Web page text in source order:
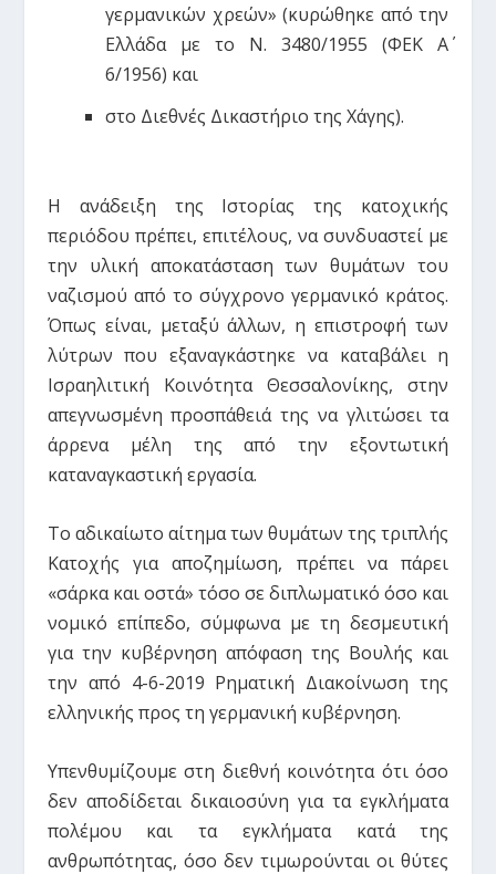
γερμανικών χρεών» (κυρώθηκε από την
Ελλάδα με το Ν. 3480/1955 (ΦΕΚ Α΄
6/1956) και
στο Διεθνές Δικαστήριο της Χάγης).
Η ανάδειξη της Ιστορίας της κατοχικής
περιόδου πρέπει, επιτέλους, να συνδυαστεί με
την υλική αποκατάσταση των θυμάτων του
ναζισμού από το σύγχρονο γερμανικό κράτος.
Όπως είναι, μεταξύ άλλων, η επιστροφή των
λύτρων που εξαναγκάστηκε να καταβάλει η
Ισραηλιτική Κοινότητα Θεσσαλονίκης, στην
απεγνωσμένη προσπάθειά της να γλιτώσει τα
άρρενα μέλη της από την εξοντωτική
καταναγκαστική εργασία.
Το αδικαίωτο αίτημα των θυμάτων της τριπλής
Κατοχής για αποζημίωση, πρέπει να πάρει
«σάρκα και οστά» τόσο σε διπλωματικό όσο και
νομικό επίπεδο, σύμφωνα με τη δεσμευτική
για την κυβέρνηση απόφαση της Βουλής και
την από 4-6-2019 Ρηματική Διακοίνωση της
ελληνικής προς τη γερμανική κυβέρνηση.
Υπενθυμίζουμε στη διεθνή κοινότητα ότι όσο
δεν αποδίδεται δικαιοσύνη για τα εγκλήματα
πολέμου και τα εγκλήματα κατά της
ανθρωπότητας, όσο δεν τιμωρούνται οι θύτες